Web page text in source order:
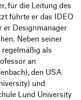
für die Leitung des
führte er das IDEO
er Designmanager
Neben seiner
als
an
den USA
und
Lund University